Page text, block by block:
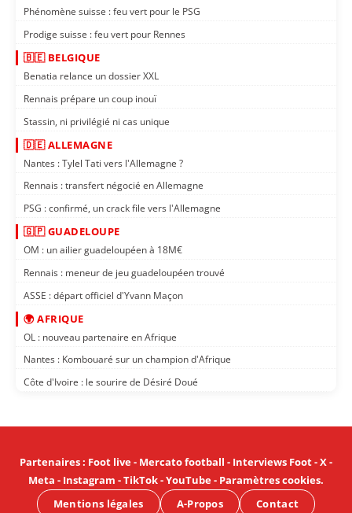
Phénomène suisse : feu vert pour le PSG
Prodige suisse : feu vert pour Rennes
🇧🇪 BELGIQUE
Benatia relance un dossier XXL
Rennais prépare un coup inouï
Stassin, ni privilégié ni cas unique
🇩🇪 ALLEMAGNE
Nantes : Tylel Tati vers l'Allemagne ?
Rennais : transfert négocié en Allemagne
PSG : confirmé, un crack file vers l'Allemagne
🇬🇵 GUADELOUPE
OM : un ailier guadeloupéen à 18M€
Rennais : meneur de jeu guadeloupéen trouvé
ASSE : départ officiel d'Yvann Maçon
🌍 AFRIQUE
OL : nouveau partenaire en Afrique
Nantes : Kombouaré sur un champion d'Afrique
Côte d'Ivoire : le sourire de Désiré Doué
Partenaires: Foot live- Mercato football - Interviews Foot-X-
Meta - Instagram -TikTok-YouTube- Paramètres cookies.
Mentions légales
A-Propos Contact